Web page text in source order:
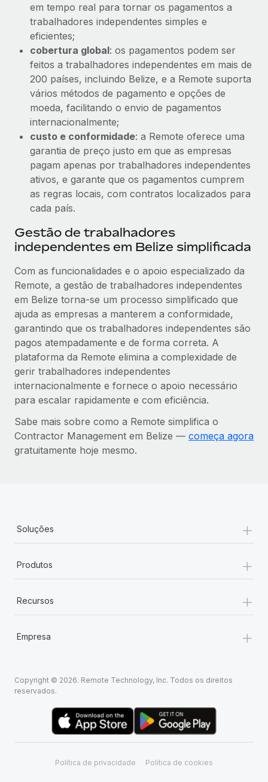
em tempo real para tornar os pagamentos a
trabalhadores independentes simples e
eficientes;
cobertura global: os pagamentos podem ser
feitos a trabalhadores independentes em mais de
200 países, incluindo Belize, e a Remote suporta
vários métodos de pagamento e opções de
moeda, facilitando o envio de pagamentos
internacionalmente;
custo e conformidade: a Remote oferece uma
garantia de preço justo em que as empresas
pagam apenas por trabalhadores independentes
ativos, e garante que os pagamentos cumprem
as regras locais, com contratos localizados para
cada país.
Gestão de trabalhadores
independentes em Belize simplificada
Com as funcionalidades e o apoio especializado da
Remote, a gestão de trabalhadores independentes
em Belize torna-se um processo simplificado que
ajuda as empresas a manterem a conformidade,
garantindo que os trabalhadores independentes são
pagos atempadamente e de forma correta. A
plataforma da Remote elimina a complexidade de
gerir trabalhadores independentes
internacionalmente e fornece o apoio necessário
para escalar rapidamente e com eficiência.
Sabe mais sobre como a Remote simplifica o
Contractor Management em Belize — começa agora
gratuitamente hoje mesmo.
Soluções +
Produtos +
Recursos +
Empresa +
Copyright © 2026. Remote Technology, Inc. Todos os direitos
reservados.
Política de privacidade Política de cookies